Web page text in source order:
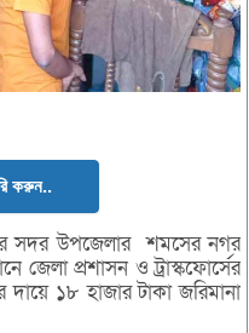
করুন..
সদর উপজেলার শমসের নগর
জেলা প্রশাসন ও ট্রাস্কফোর্সের
১৮ হাজার টাকা জরিমানা